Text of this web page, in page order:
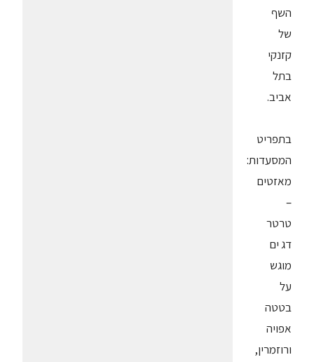
השף
של
קזנקי
בתל
אביב.
בתפריט
המסעדות:
מאזטים
–
טרטר
דג ים
מוגש
על
בטטה
אפויה
ורוזמרין,